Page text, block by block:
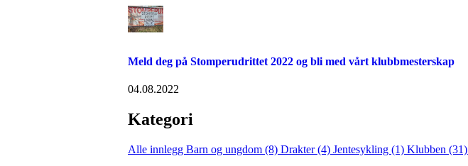
Meld deg på Stomperudrittet 2022 og bli med vårt klubbmesterskap
04.08.2022
Kategori
Alle innlegg Barn og ungdom (8) Drakter (4) Jentesykling (1) Klubben (31)